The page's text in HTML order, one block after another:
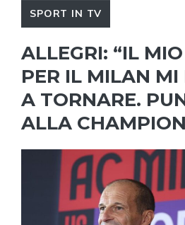
SPORT IN TV
ALLEGRI: “IL
PER IL MILAN
A TORNARE.
ALLA